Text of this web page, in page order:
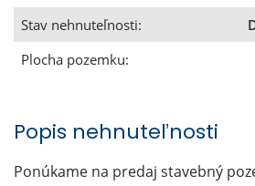
Stav nehnuteľnosti:
Plocha pozemku:
Popis nehnuteľnosti
Ponúkame na predaj stavebný